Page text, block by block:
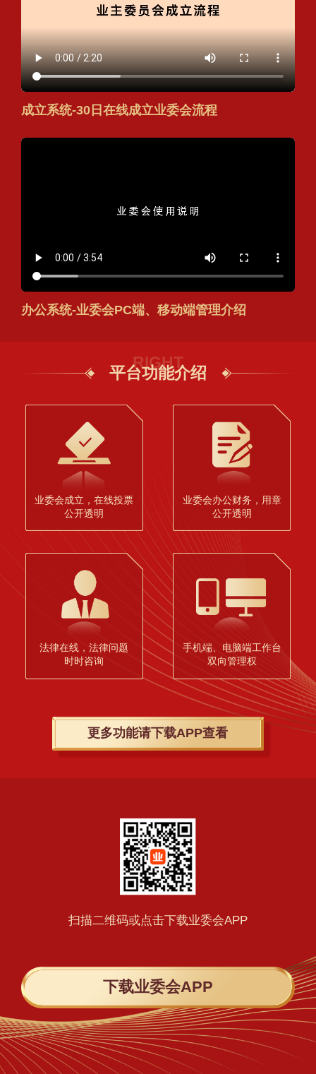
成立系统-30日在线成立业委会流程
办公系统-业委会PC端、移动端管理介绍
RIGHT
平台功能介绍
业委会成立，在线投票
公开透明
业委会办公财务，用章
公开透明
法律在线，法律问题
时时咨询
手机端、电脑端工作台
双向管理权
更多功能请下载APP查看
扫描二维码或点击下载业委会APP
下载业委会APP